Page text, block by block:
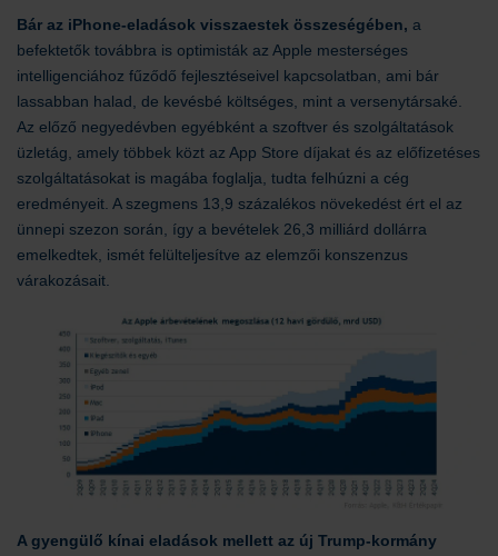
Bár az iPhone-eladások visszaestek összeségében, a
befektetők továbbra is optimisták az Apple mesterséges
intelligenciához fűződő fejlesztéseivel kapcsolatban, ami bár
lassabban halad, de kevésbé költséges, mint a versenytársaké.
Az előző negyedévben egyébként a szoftver és szolgáltatások
üzletág, amely többek közt az App Store díjakat és az előfizetéses
szolgáltatásokat is magába foglalja, tudta felhúzni a cég
eredményeit. A szegmens 13,9 százalékos növekedést ért el az
ünnepi szezon során, így a bevételek 26,3 milliárd dollárra
emelkedtek, ismét felülteljesítve az elemzői konszenzus
várakozásait.
A gyengülő kínai eladások mellett az új Trump-kormány